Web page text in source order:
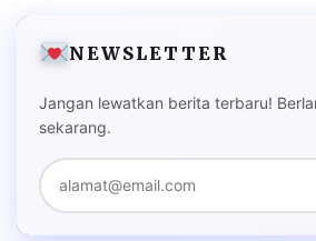
NEWSLETTER
Jangan lewatkan berita terbaru!
sekarang.